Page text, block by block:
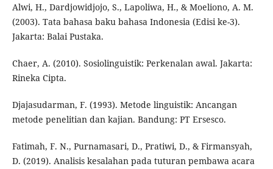
Alwi, H., Dardjowidjojo, S., Lapoliwa, H., & Moeliono, A. M.
(2003). Tata bahasa baku bahasa Indonesia (Edisi ke-3).
Jakarta: Balai Pustaka.
Chaer, A. (2010). Sosiolinguistik: Perkenalan awal. Jakarta:
Rineka Cipta.
Djajasudarman, F. (1993). Metode linguistik: Ancangan
metode penelitian dan kajian. Bandung: PT Ersesco.
Fatimah, F. N., Purnamasari, D., Pratiwi, D., & Firmansyah,
D. (2019). Analisis kesalahan pada tuturan pembawa acara